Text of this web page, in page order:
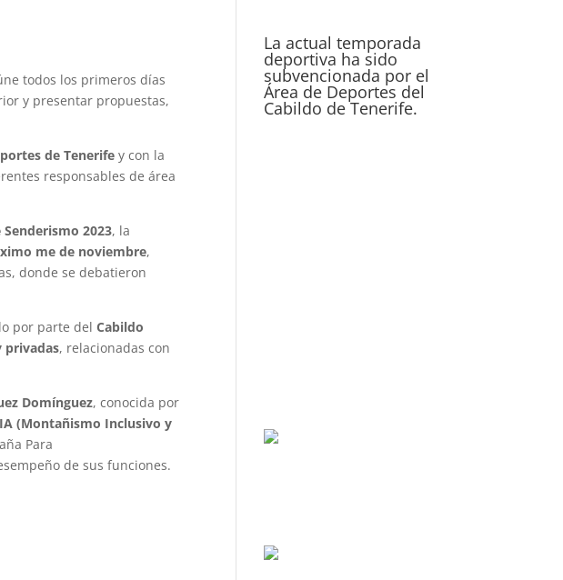
todos los primeros días
y presentar propuestas,
de Tenerife y con la
responsables de área
2023, la
me de noviembre,
donde se debatieron
por parte delCabildo
privadas, relacionadas con
Domínguez, conocida por
(Montañismo Inclusivo y
Para
de sus funciones.
La actual temporada
deportiva ha sido
subvencionada por el
Área de Deportes del
Cabildo de Tenerife.